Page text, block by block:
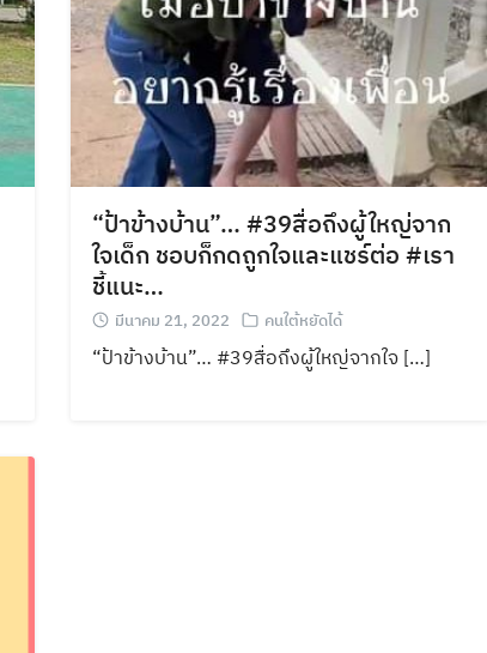
“ป้าข้างบ้าน”… #39สื่อถึงผู้ใหญ่จาก
ใจเด็ก ชอบก็กดถูกใจและแชร์ต่อ #เรา
ชี้แนะ…
มีนาคม 21, 2022 คนใต้หยัดได้
“ป้าข้างบ้าน”… #39สื่อถึงผู้ใหญ่จากใจ […]